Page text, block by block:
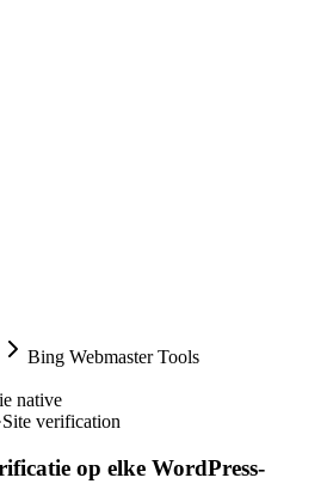
Bing Webmaster Tools
native
Site verification
op elke WordPress-